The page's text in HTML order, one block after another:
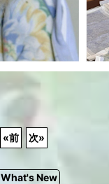
«前 次»
What's New